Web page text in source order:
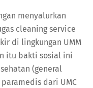
menyalurkan
cleaning service
di lingkungan UMM
itu bakti sosial ini
(general
dari UMC